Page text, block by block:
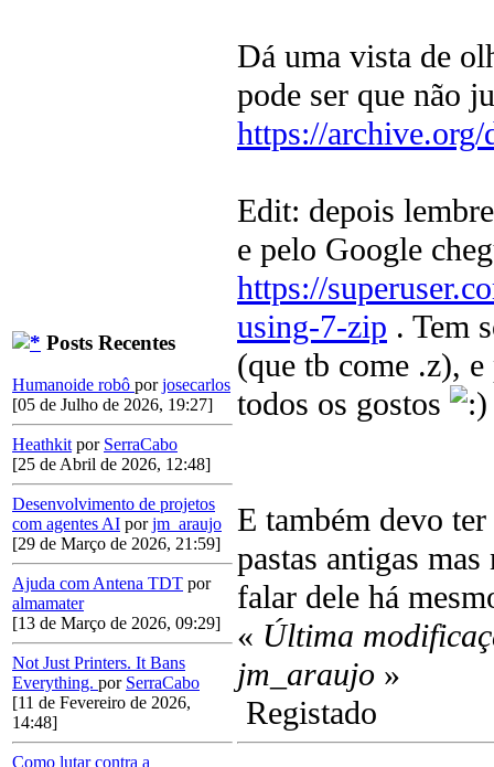
Posts Recentes
Humanoide robô porjosecarlos
[05 de Julho de 2026, 19:27]
Heathkit por SerraCabo
[25 de Abril de 2026, 12:48]
Desenvolvimento de projetos
com agentes AI porjm_araujo
[29 de Março de 2026, 21:59]
Ajuda com Antena TDT por
almamater
[13 de Março de 2026, 09:29]
Not Just Printers. It Bans
Everything. por SerraCabo
[11 de Fevereiro de 2026,
14:48]
Como lutar contra a
Dá uma vista de
pode ser que não
https://
Edit: depois
e pelo Google
https://
using-7-zip . Tem
(que tb come .z),
todos os gostos
E também devo
pastas antigas
falar dele há
« Última
jm_araujo »
Registado